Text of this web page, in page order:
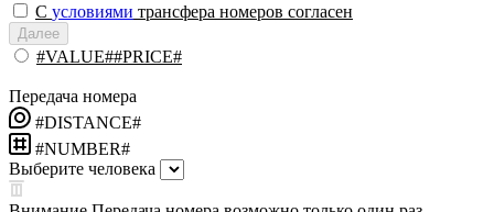
С условиями трансфера номеров согласен
Далее
#VALUE##PRICE#
Передача номера
#DISTANCE#
#NUMBER#
Выберите человека